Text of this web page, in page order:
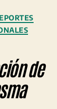
de